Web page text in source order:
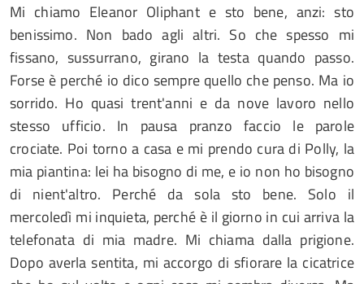
Mi chiamo Eleanor Oliphant e sto bene, anzi: sto
benissimo. Non bado agli altri. So che spesso mi
fissano, sussurrano, girano la testa quando passo.
Forse è perché io dico sempre quello che penso. Ma io
sorrido. Ho quasi trent'anni e da nove lavoro nello
stesso ufficio. In pausa pranzo faccio le parole
crociate. Poi torno a casa e mi prendo cura di Polly, la
mia piantina: lei ha bisogno di me, e io non ho bisogno
di nient'altro. Perché da sola sto bene. Solo il
mercoledì mi inquieta, perché è il giorno in cui arriva la
telefonata di mia madre. Mi chiama dalla prigione.
Dopo averla sentita, mi accorgo di sfiorare la cicatrice